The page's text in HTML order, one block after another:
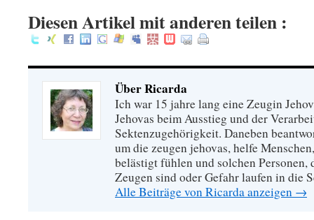
Diesen Artikel mit anderen teilen :
Über Ricarda
Ich war 15 jahre lang eine Zeugin
Jehovas beim Ausstieg und der
Sektenzugehörigkeit. Daneben
um die zeugen jehovas, helfe
belästigt fühlen und solchen Personen,
Zeugen sind oder Gefahr laufen in die
Alle Beiträge von Ricarda anzeigen →